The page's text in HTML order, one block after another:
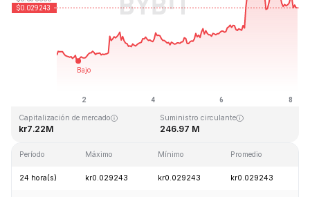
Última actualización: 2026-08-08, 04:19 GMT+0
Capitalización de mercado
kr7.22M
Suministro circulante
246.97 M
Período Máximo Mínimo Promedio
24 hora(s) kr0.029243 kr0.029243 kr0.029243